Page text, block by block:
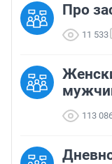
Про
11 533
113